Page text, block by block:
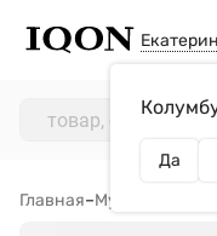
Да
Главная–Мужчинам